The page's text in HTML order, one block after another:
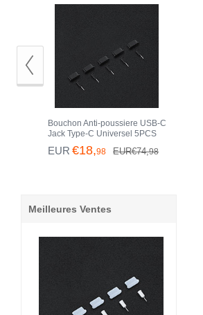
Bouchon Anti-poussiere USB-C
Jack Type-C Universel 5PCS
H02 pour Apple iPhone 15 Pro
Noir
EUR €18,98 EUR€74,98
Meilleures Ventes